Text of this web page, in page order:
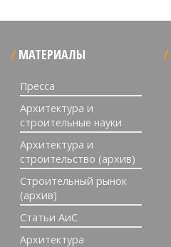
МАТЕРИАЛЫ
Пресса
Архитектура и
строительные науки
Архитектура и
строительство (архив)
Строительный рынок
(архив)
Статьи АиС
Архитектура